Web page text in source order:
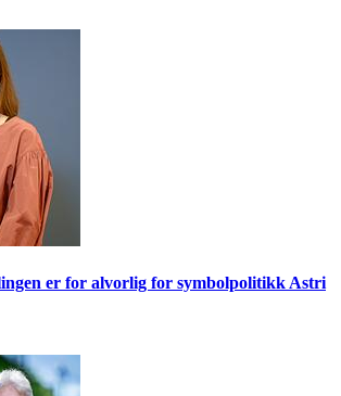
er for alvorlig for symbolpolitikk Astri